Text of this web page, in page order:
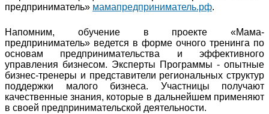
предприниматель» мамапредприниматель.рф.
Напомним, обучение в проекте «Мама-
предприниматель» ведется в форме очного тренинга по
основам предпринимательства и эффективного
управления бизнесом. Эксперты Программы - опытные
бизнес-тренеры и представители региональных структур
поддержки малого бизнеса. Участницы получают
качественные знания, которые в дальнейшем применяют
в своей предпринимательской деятельности.